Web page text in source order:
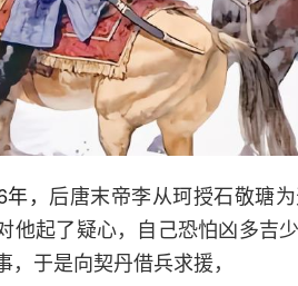
， 后唐末帝李从珂授石敬瑭
他起了疑心，自己恐怕凶多吉
，于是向契丹借兵求援，